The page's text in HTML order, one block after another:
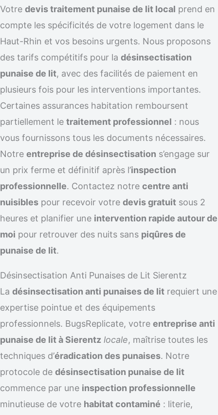
Votre devis traitement punaise de lit local prend en
compte les spécificités de votre logement dans le
Haut-Rhin et vos besoins urgents. Nous proposons
des tarifs compétitifs pour la désinsectisation
punaise de lit, avec des facilités de paiement en
plusieurs fois pour les interventions importantes.
Certaines assurances habitation remboursent
partiellement le traitement professionnel : nous
vous fournissons tous les documents nécessaires.
Notre entreprise de désinsectisation s’engage sur
un prix ferme et définitif après l’inspection
professionnelle. Contactez notre centre anti
nuisibles pour recevoir votre devis gratuit sous 2
heures et planifier une intervention rapide autour de
moi pour retrouver des nuits sans piqûres de
punaise de lit.
Désinsectisation Anti Punaises de Lit Sierentz
La désinsectisation anti punaises de lit requiert une
expertise pointue et des équipements
professionnels. BugsReplicate, votre entreprise anti
punaise de lit à Sierentz locale, maîtrise toutes les
techniques d’éradication des punaises. Notre
protocole de désinsectisation punaise de lit
commence par une inspection professionnelle
minutieuse de votre habitat contaminé : literie,